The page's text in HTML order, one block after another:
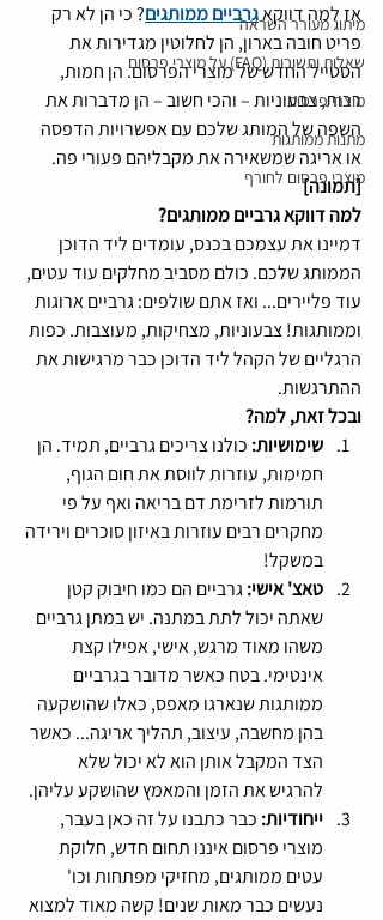
מיתוג מעורר השראה
שאלות ותשובות (FAQ) על מוצרי פרסום
מוצרי פרסום
מתנות ממותגות
מוצרי פרסום לחורף
אז למה דווקא גרביים ממותגים? כי הן לא רק
פריט חובה בארון, הן לחלוטין מגדירות את
הסטייל החדש של מוצרי הפרסום. הן חמות,
רכות, צבעוניות – והכי חשוב – הן מדברות את
השפה של המותג שלכם עם אפשרויות הדפסה
או אריגה שמשאירה את מקבליהם פעורי פה.
[תמונה]
למה דווקא גרביים ממותגים?
דמיינו את עצמכם בכנס, עומדים ליד הדוכן
הממותג שלכם. כולם מסביב מחלקים עוד עטים,
עוד פליירים... ואז אתם שולפים: גרביים ארוגות
וממותגות! צבעוניות, מצחיקות, מעוצבות. כפות
הרגליים של הקהל ליד הדוכן כבר מרגישות את
ההתרגשות.
ובכל זאת, למה?
שימושיות: כולנו צריכים גרביים, תמיד. הן
חמימות, עוזרות לווסת את חום הגוף,
תורמות לזרימת דם בריאה ואף על פי
מחקרים רבים עוזרות באיזון סוכרים וירידה
במשקל!
טאצ' אישי: גרביים הם כמו חיבוק קטן
שאתה יכול לתת במתנה. יש במתן גרביים
משהו מאוד מרגש, אישי, אפילו קצת
אינטימי. בטח כאשר מדובר בגרביים
ממותגות שנארגו מאפס, כאלו שהושקעה
בהן מחשבה, עיצוב, תהליך אריגה... כאשר
הצד המקבל אותן הוא לא יכול שלא
להרגיש את הזמן והמאמץ שהושקע עליהן.
ייחודיות: כבר כתבנו על זה כאן בעבר,
מוצרי פרסום איננו תחום חדש, חלוקת
עטים ממותגים, מחזיקי מפתחות וכו'
נעשים כבר מאות שנים! קשה מאוד למצוא